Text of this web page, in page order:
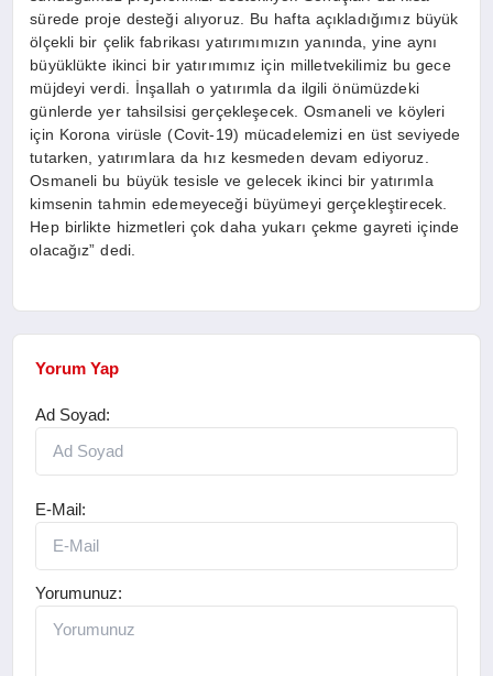
sürede proje desteği alıyoruz. Bu hafta açıkladığımız büyük
ölçekli bir çelik fabrikası yatırımımızın yanında, yine aynı
büyüklükte ikinci bir yatırımımız için milletvekilimiz bu gece
müjdeyi verdi. İnşallah o yatırımla da ilgili önümüzdeki
günlerde yer tahsilsisi gerçekleşecek. Osmaneli ve köyleri
için Korona virüsle (Covit-19) mücadelemizi en üst seviyede
tutarken, yatırımlara da hız kesmeden devam ediyoruz.
Osmaneli bu büyük tesisle ve gelecek ikinci bir yatırımla
kimsenin tahmin edemeyeceği büyümeyi gerçekleştirecek.
Hep birlikte hizmetleri çok daha yukarı çekme gayreti içinde
olacağız” dedi.
Yorum Yap
Ad Soyad:
E-Mail:
Yorumunuz: